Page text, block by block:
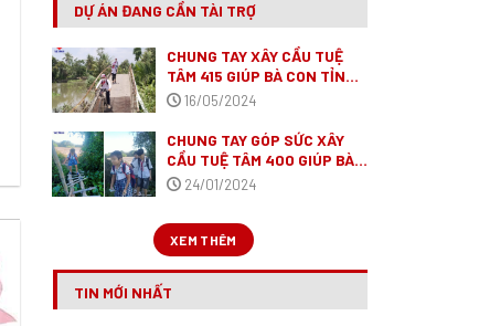
DỰ ÁN ĐANG CẦN TÀI TRỢ
CHUNG TAY XÂY CẦU TUỆ
TÂM 415 GIÚP BÀ CON TỈNH
SÓC TRĂNG.
16/05/2024
CHUNG TAY GÓP SỨC XÂY
CẦU TUỆ TÂM 400 GIÚP BÀ
CON TỈNH LONG AN
24/01/2024
XEM THÊM
TIN MỚI NHẤT